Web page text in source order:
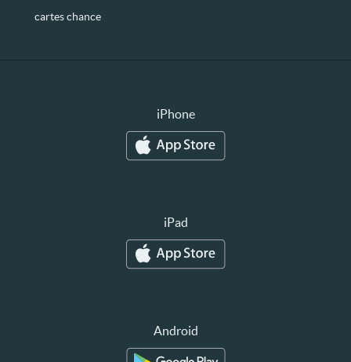
cartes chance
iPhone
iPad
Android